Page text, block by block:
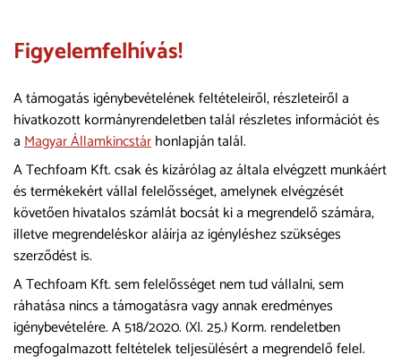
Figyelemfelhívás!
A támogatás igénybevételének feltételeiről, részleteiről a
hivatkozott kormányrendeletben talál részletes információt és
aMagyar Államkincstárhonlapján talál.
A Techfoam Kft. csak és kizárólag az általa elvégzett munkáért
és termékekért vállal felelősséget, amelynek elvégzését
követően hivatalos számlát bocsát ki a megrendelő számára,
illetve megrendeléskor aláírja az igényléshez szükséges
szerződést is.
A Techfoam Kft. sem felelősséget nem tud vállalni, sem
ráhatása nincs a támogatásra vagy annak eredményes
igénybevételére. A 518/2020. (XI. 25.) Korm. rendeletben
megfogalmazott feltételek teljesülésért a megrendelő felel.